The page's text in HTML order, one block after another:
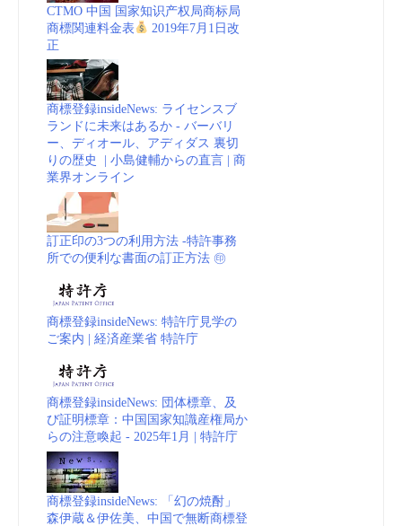
CTMO 中国 国家知识产权局商标局
商標関連料金表
2019年7月1日改
正
商標登録insideNews: ライセンスブ
ランドに未来はあるか - バーバリ
ー、ディオール、アディダス 裏切
りの歴史 | 小島健輔からの直言 | 商
業界オンライン
訂正印の3つの利用方法 -特許事務
所での便利な書面の訂正方法 ㊞
商標登録insideNews: 特許庁見学の
ご案内 | 経済産業省 特許庁
商標登録insideNews: 団体標章、及
び証明標章：中国国家知識産権局か
らの注意喚起 - 2025年1月 | 特許庁
商標登録insideNews: 「幻の焼酎」
森伊蔵＆伊佐美、中国で無断商標登